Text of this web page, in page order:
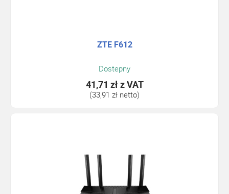
ZTE F612
Dostepny
41,71 złz VAT
(33,91 zł netto)